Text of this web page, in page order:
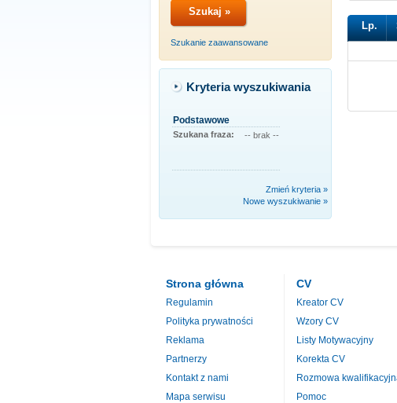
Szukanie zaawansowane
Kryteria wyszukiwania
Podstawowe
Szukana fraza: -- brak --
Zmień kryteria »
Nowe wyszukiwanie »
Lp.
Strona główna
Regulamin
Polityka prywatności
Reklama
Partnerzy
Kontakt z nami
Mapa serwisu
CV
Kreator CV
Wzory CV
Listy Motywacyjny
Korekta CV
Rozmowa
Pomoc